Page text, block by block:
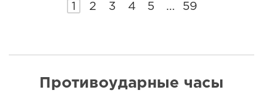
1 2 3 4 5 59
Противоударные часы